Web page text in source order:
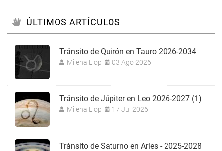
ÚLTIMOS ARTÍCULOS
Tránsito de Quirón en Tauro 2026-2034
Milena Llop 03 Ago 2026
Tránsito de Júpiter en Leo 2026-2027 (1)
Milena Llop 17 Jul 2026
Tránsito de Saturno en Aries - 2025-2028